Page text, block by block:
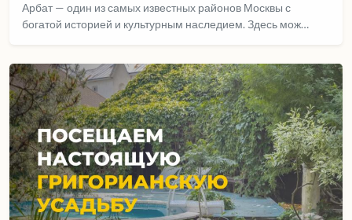
Арбат — один из самых известных районов Москвы с
богатой историей и культурным наследием. Здесь мож…